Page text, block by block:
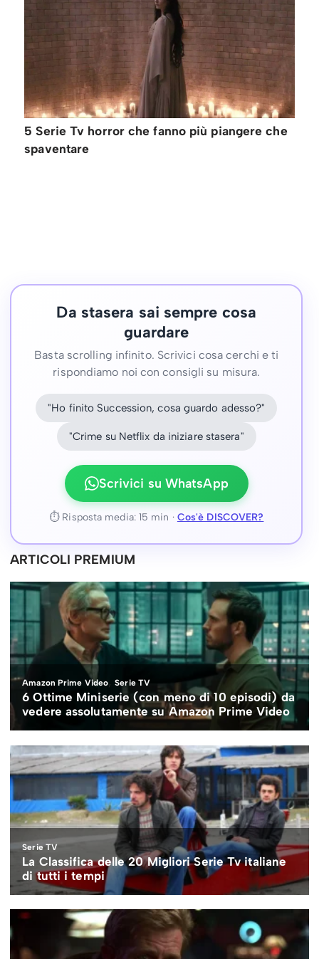
5 Serie Tv horror che fanno più piangere che
spaventare
Da stasera sai sempre cosa
guardare
Basta scrolling infinito. Scrivici cosa cerchi e ti
rispondiamo noi con consigli su misura.
"Ho finito Succession, cosa guardo adesso?"
"Crime su Netflix da iniziare stasera"
Scrivici su WhatsApp
⏱ Risposta media: 15 min · Cos'è DISCOVER?
ARTICOLI PREMIUM